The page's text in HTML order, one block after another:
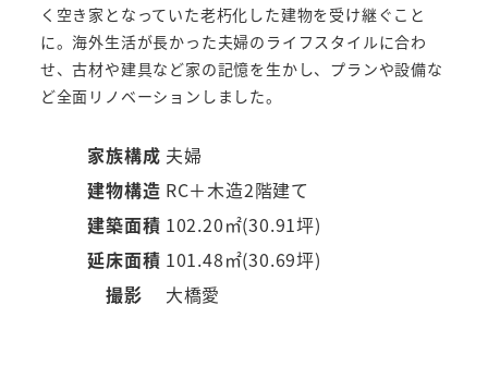
く空き家となっていた老朽化した建物を受け継ぐこと
に。海外生活が長かった夫婦のライフスタイルに合わ
せ、古材や建具など家の記憶を生かし、プランや設備な
ど全面リノベーションしました。
家族構成 夫婦
建物構造 RC＋木造2階建て
建築面積 102.20㎡(30.91坪)
延床面積 101.48㎡(30.69坪)
撮影
大橋愛